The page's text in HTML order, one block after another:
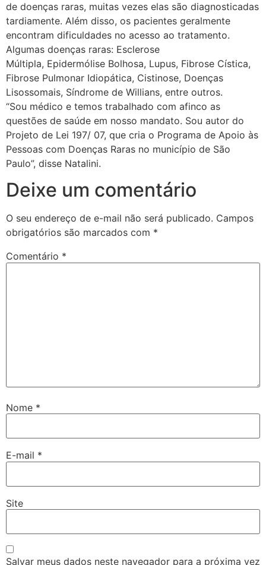
de doenças raras, muitas vezes elas são diagnosticadas
tardiamente. Além disso, os pacientes geralmente
encontram dificuldades no acesso ao tratamento.
Algumas doenças raras: Esclerose
Múltipla, Epidermólise Bolhosa, Lupus, Fibrose Cística,
Fibrose Pulmonar Idiopática, Cistinose, Doenças
Lisossomais, Síndrome de Willians, entre outros.
“Sou médico e temos trabalhado com afinco as
questões de saúde em nosso mandato. Sou autor do
Projeto de Lei 197/ 07, que cria o Programa de Apoio às
Pessoas com Doenças Raras no município de São
Paulo”, disse Natalini.
Deixe um comentário
O seu endereço de e-mail não será publicado. Campos
obrigatórios são marcados com *
Comentário *
Nome *
E-mail *
Site
Salvar meus dados neste navegador para a próxima vez